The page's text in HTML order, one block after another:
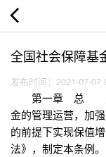
全国社会保障基
发布时间：2021-07-07
第一章 总 则
金的管理运营，加
的前提下实现保值
法》，制定本条